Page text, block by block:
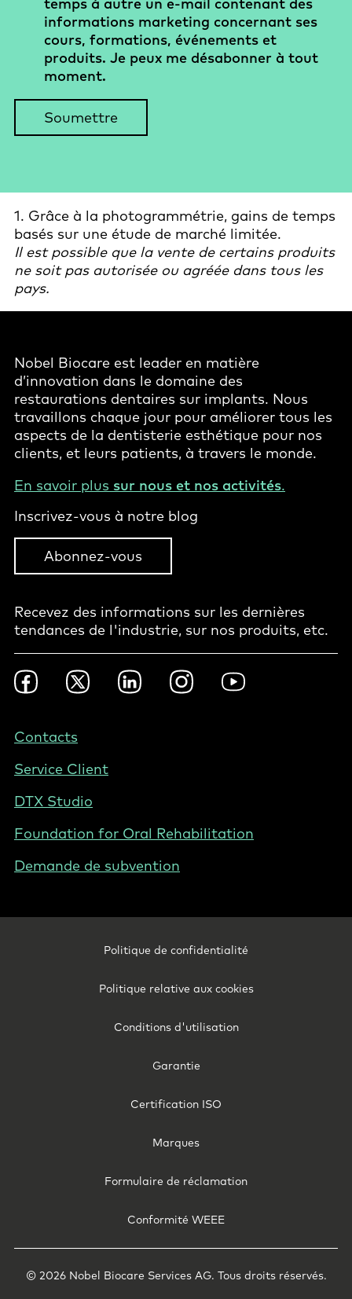
informations marketing concernant ses
cours, formations, événements et
produits. Je peux me désabonner à tout
moment.
1. Grâce à la photogrammétrie, gains de temps
basés sur une étude de marché limitée.
Il est possible que la vente de certains produits
ne soit pas autorisée ou agréée dans tous les
pays.
Nobel Biocare est leader en matière
d’innovation dans le domaine des
restaurations dentaires sur implants. Nous
travaillons chaque jour pour améliorer tous les
aspects de la dentisterie esthétique pour nos
clients, et leurs patients, à travers le monde.
En savoir plus sur nous et nos activités.
Inscrivez-vous à notre blog
Abonnez-vous
Recevez des informations sur les dernières
tendances de l'industrie, sur nos produits, etc.
Footer
Social
BE
FacebookTwitter LinkedInInstagramYouTube
Footer
Belgium
Contacts
Service Client
DTX Studio
Foundation for Oral Rehabilitation
Demande de subvention
Politique de confidentialité
Politique relative aux cookies
Conditions d'utilisation
Garantie
Certification ISO
Marques
Formulaire de réclamation
Conformité WEEE
© 2026 Nobel Biocare Services AG. Tous droits réservés.